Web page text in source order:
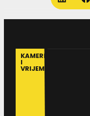
KAMERE
I
VRIJEME